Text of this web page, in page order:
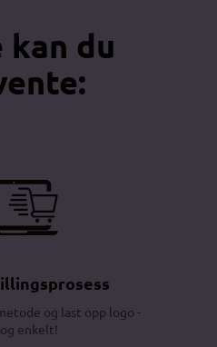
du
og last opp logo -
enkelt!